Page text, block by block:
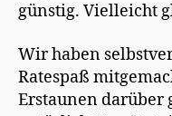
günstig. Vielleicht
Wir haben
Ratespaß
Erstaunen darüber